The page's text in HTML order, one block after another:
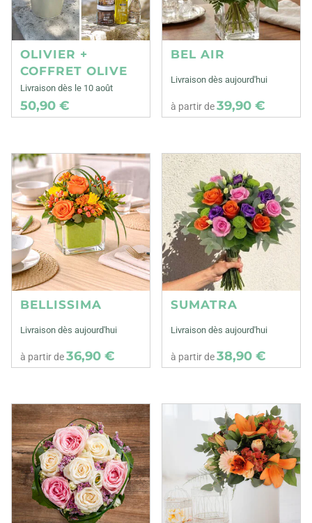
OLIVIER +
COFFRET OLIVE
Livraison dès le 10 août
50,90 €
BEL AIR
Livraison dès aujourd'hui
à partir de39,90 €
BELLISSIMA
Livraison dès aujourd'hui
à partir de36,90 €
SUMATRA
Livraison dès aujourd'hui
à partir de38,90 €